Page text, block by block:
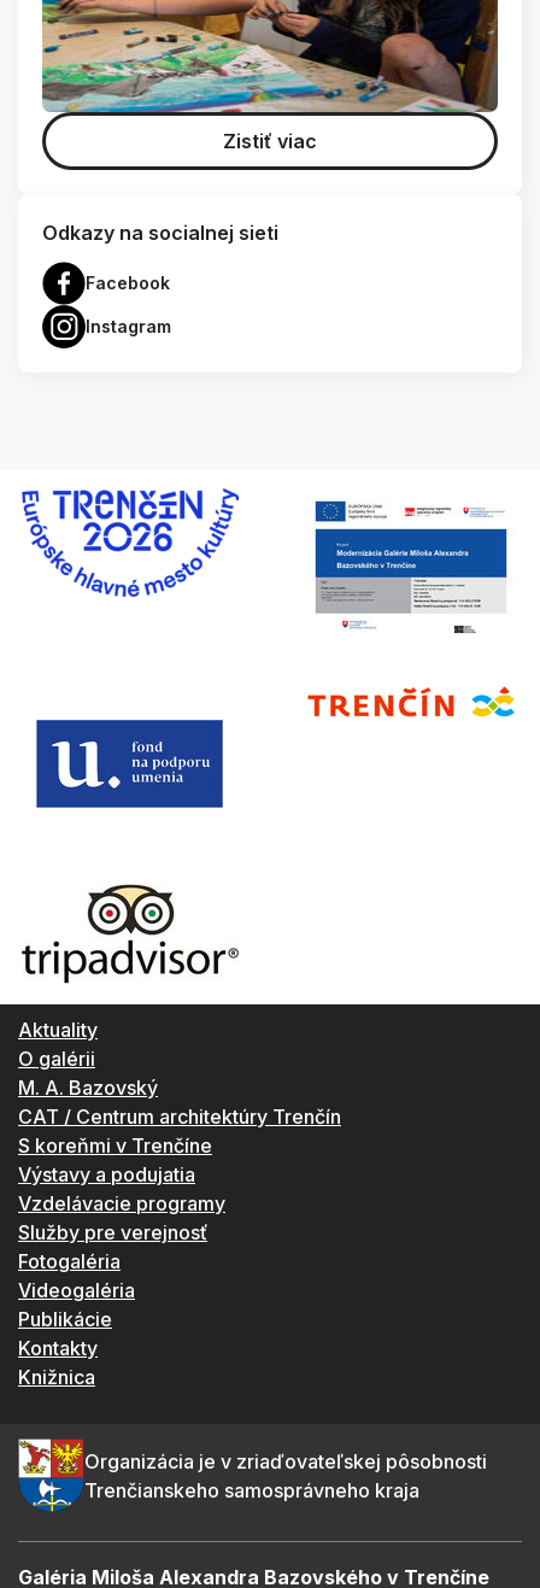
Zistiť viac
Odkazy na socialnej sieti
Facebook
Instagram
Aktuality
O galérii
M. A. Bazovský
CAT / Centrum architektúry Trenčín
S koreňmi v Trenčíne
Výstavy a podujatia
Vzdelávacie programy
Služby pre verejnosť
Fotogaléria
Videogaléria
Publikácie
Kontakty
Knižnica
Organizácia je v zriaďovateľskej pôsobnosti
Trenčianskeho samosprávneho kraja
Galéria Miloša Alexandra Bazovského v Trenčíne